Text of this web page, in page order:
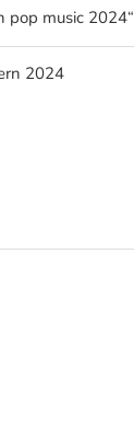
pop music 2024“
2024